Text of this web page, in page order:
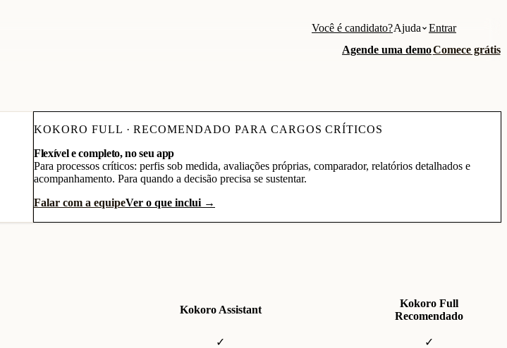
Você é candidato?Ajuda
Entrar
Agende uma demoComece grátis
KOKORO FULL · RECOMENDADO PARA CARGOS CRÍTICOS
Flexível e completo, no seu app
Para processos críticos: perfis sob medida, avaliações próprias, comparador, relatórios detalhados e
acompanhamento. Para quando a decisão precisa se sustentar.
Falar com a equipeVer o que inclui →
Kokoro Assistant
Kokoro Full
Recomendado
✓
✓